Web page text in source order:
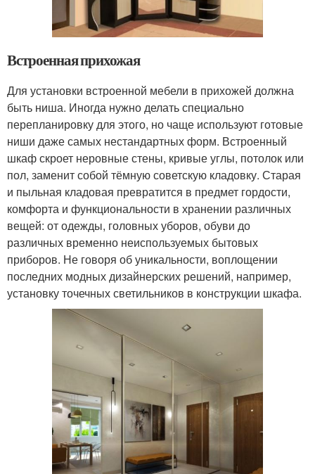
Встроенная прихожая
Для установки встроенной мебели в прихожей должна
быть ниша. Иногда нужно делать специально
перепланировку для этого, но чаще используют готовые
ниши даже самых нестандартных форм. Встроенный
шкаф скроет неровные стены, кривые углы, потолок или
пол, заменит собой тёмную советскую кладовку. Старая
и пыльная кладовая превратится в предмет гордости,
комфорта и функциональности в хранении различных
вещей: от одежды, головных уборов, обуви до
различных временно неиспользуемых бытовых
приборов. Не говоря об уникальности, воплощении
последних модных дизайнерских решений, например,
установку точечных светильников в конструкции шкафа.